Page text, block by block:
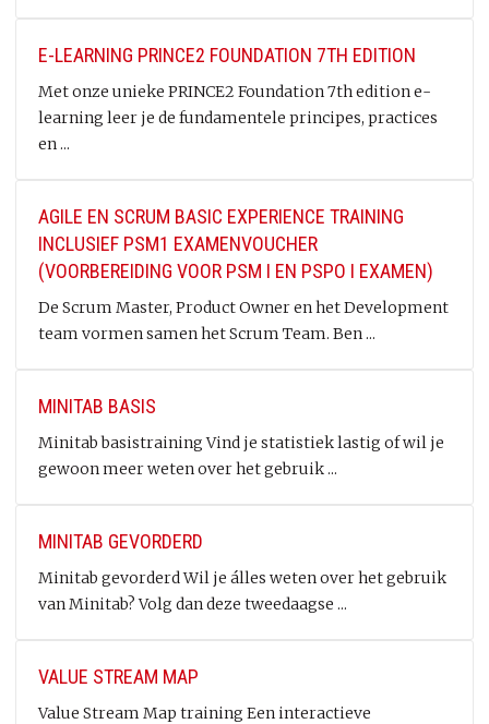
E-LEARNING PRINCE2 FOUNDATION 7TH EDITION
Met onze unieke PRINCE2 Foundation 7th edition e-
learning leer je de fundamentele principes, practices
en ...
AGILE EN SCRUM BASIC EXPERIENCE TRAINING
INCLUSIEF PSM1 EXAMENVOUCHER
(VOORBEREIDING VOOR PSM I EN PSPO I EXAMEN)
De Scrum Master, Product Owner en het Development
team vormen samen het Scrum Team. Ben ...
MINITAB BASIS
Minitab basistraining Vind je statistiek lastig of wil je
gewoon meer weten over het gebruik ...
MINITAB GEVORDERD
Minitab gevorderd Wil je álles weten over het gebruik
van Minitab? Volg dan deze tweedaagse ...
VALUE STREAM MAP
Value Stream Map training Een interactieve